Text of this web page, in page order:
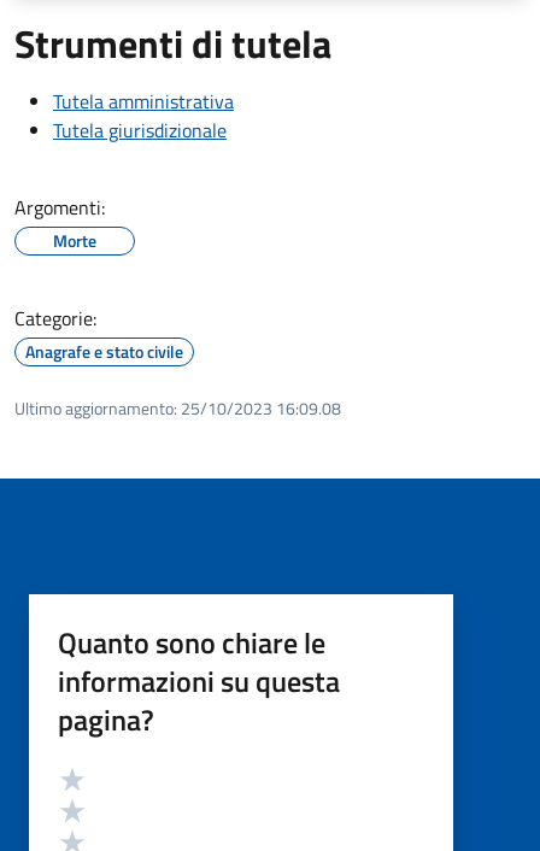
Strumenti di tutela
Tutela amministrativa
Tutela giurisdizionale
Argomenti:
Morte
Categorie:
Anagrafe e stato civile
Ultimo aggiornamento: 25/10/2023 16:09.08
Quanto sono chiare le
informazioni su questa
pagina?
Valutazione